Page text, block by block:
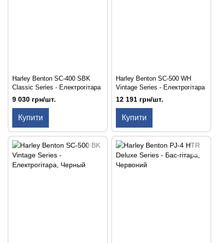
Harley Benton SC-400 SBK
Classic Series - Електрогітара
9 030 грн/шт.
Купити
Harley Benton SC-500 WH
Vintage Series - Електрогітара
12 191 грн/шт.
Купити